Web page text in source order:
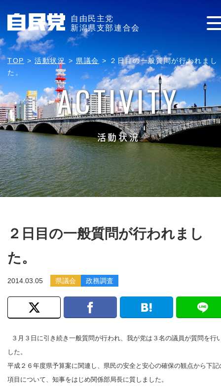
自由民主党
新潟県支部連合会
TOP >活動状況 > 県議会 > ２日目の一般質問が行われまし
た。
ACTIVITY
活動状況
２日目の一般質問が行われまし
た。
2014.03.05 県議会 政務調査
３月３日に引き続き一般質問が行われ、我が党は３名の議員が質問を行
した。
平成２６年度県予算案に関連し、県民の安全と安心の確保の観点から下記
項目について、知事をはじめ関係部局長に質しました。